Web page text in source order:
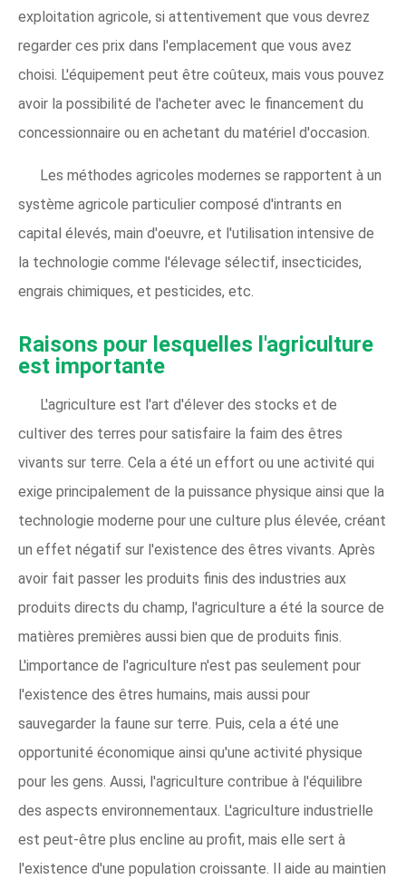
exploitation agricole, si attentivement que vous devrez
regarder ces prix dans l'emplacement que vous avez
choisi. L'équipement peut être coûteux, mais vous pouvez
avoir la possibilité de l'acheter avec le financement du
concessionnaire ou en achetant du matériel d'occasion.
Les méthodes agricoles modernes se rapportent à un
système agricole particulier composé d'intrants en
capital élevés, main d'oeuvre, et l'utilisation intensive de
la technologie comme l'élevage sélectif, insecticides,
engrais chimiques, et pesticides, etc.
Raisons pour lesquelles l'agriculture
est importante
L'agriculture est l'art d'élever des stocks et de
cultiver des terres pour satisfaire la faim des êtres
vivants sur terre. Cela a été un effort ou une activité qui
exige principalement de la puissance physique ainsi que la
technologie moderne pour une culture plus élevée, créant
un effet négatif sur l'existence des êtres vivants. Après
avoir fait passer les produits finis des industries aux
produits directs du champ, l'agriculture a été la source de
matières premières aussi bien que de produits finis.
L'importance de l'agriculture n'est pas seulement pour
l'existence des êtres humains, mais aussi pour
sauvegarder la faune sur terre. Puis, cela a été une
opportunité économique ainsi qu'une activité physique
pour les gens. Aussi, l'agriculture contribue à l'équilibre
des aspects environnementaux. L'agriculture industrielle
est peut-être plus encline au profit, mais elle sert à
l'existence d'une population croissante. Il aide au maintien